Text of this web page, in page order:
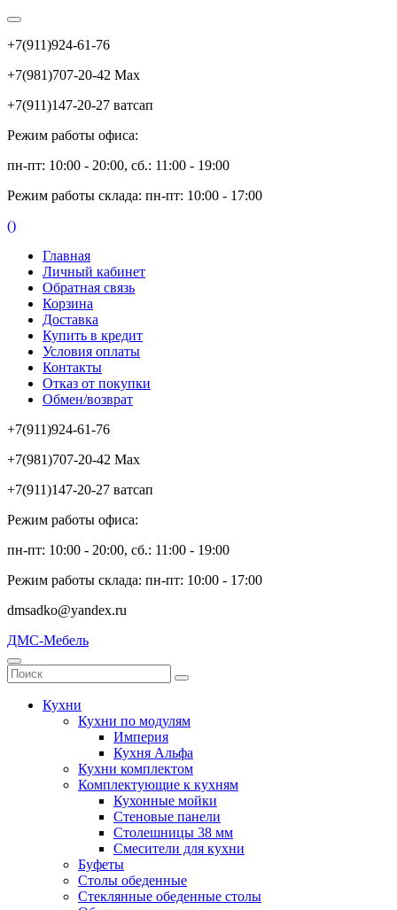
+7(911)924-61-76
+7(981)707-20-42 Max
+7(911)147-20-27 ватсап
Режим работы офиса:
пн-пт: 10:00 - 20:00, сб.: 11:00 - 19:00
Режим работы склада: пн-пт: 10:00 - 17:00
()
Главная
Личный кабинет
Обратная связь
Корзина
Доставка
Купить в кредит
Условия оплаты
Контакты
Отказ от покупки
Обмен/возврат
+7(911)924-61-76
+7(981)707-20-42 Max
+7(911)147-20-27 ватсап
Режим работы офиса:
пн-пт: 10:00 - 20:00, сб.: 11:00 - 19:00
Режим работы склада: пн-пт: 10:00 - 17:00
dmsadko@yandex.ru
ДМС-Мебель
Кухни
Кухни по модулям
Империя
Кухня Альфа
Кухни комплектом
Комплектующие к кухням
Кухонные мойки
Стеновые панели
Столешницы 38 мм
Смесители для кухни
Буфеты
Столы обеденные
Стеклянные обеденные столы